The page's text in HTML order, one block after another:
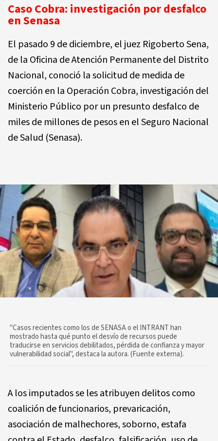
Caso Cobra: investigación por desfalco
en Senasa
El pasado 9 de diciembre, el juez Rigoberto Sena,
de la Oficina de Atención Permanente del Distrito
Nacional, conoció la solicitud de medida de
coerción en la Operación Cobra, investigación del
Ministerio Público por un presunto desfalco de
miles de millones de pesos en el Seguro Nacional
de Salud (Senasa).
"Casos recientes como los de SENASA o el INTRANT han
mostrado hasta qué punto el desvío de recursos puede
traducirse en servicios debilitados, pérdida de confianza y mayor
vulnerabilidad social", destaca la autora. (Fuente externa).
A los imputados se les atribuyen delitos como
coalición de funcionarios, prevaricación,
asociación de malhechores, soborno, estafa